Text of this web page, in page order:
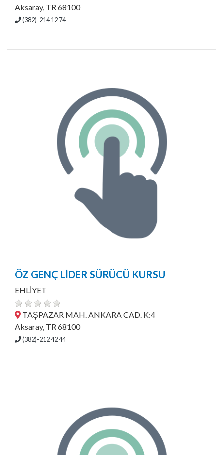
Aksaray, TR 68100
(382)-214 12 74
ÖZ GENÇ LİDER SÜRÜCÜ KURSU
EHLİYET
TAŞPAZAR MAH. ANKARA CAD. K:4
Aksaray, TR 68100
(382)-212 42 44